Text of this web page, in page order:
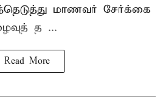
மாணவர் சேர்க்கை
த ...
Read More